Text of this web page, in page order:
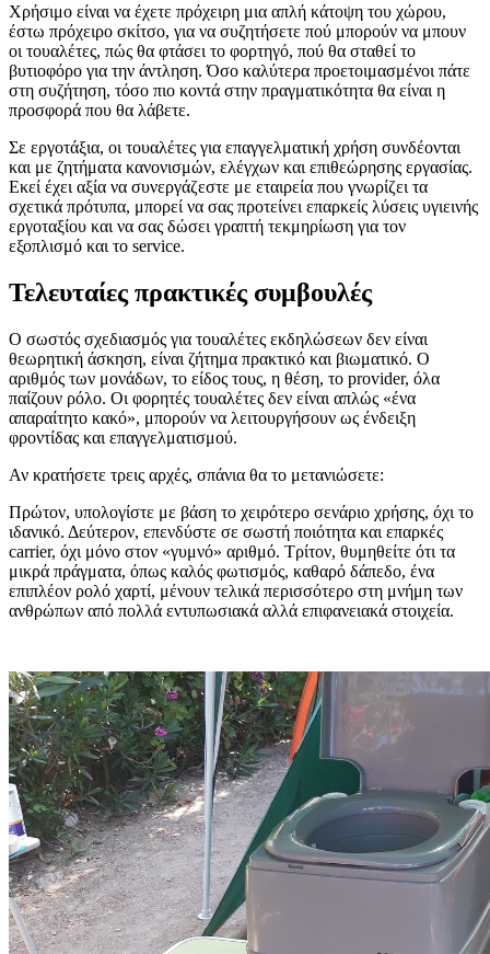
Χρήσιμο είναι να έχετε πρόχειρη μια απλή κάτοψη του χώρου,
έστω πρόχειρο σκίτσο, για να συζητήσετε πού μπορούν να μπουν
οι τουαλέτες, πώς θα φτάσει το φορτηγό, πού θα σταθεί το
βυτιοφόρο για την άντληση. Όσο καλύτερα προετοιμασμένοι πάτε
στη συζήτηση, τόσο πιο κοντά στην πραγματικότητα θα είναι η
προσφορά που θα λάβετε.
Σε εργοτάξια, οι τουαλέτες για επαγγελματική χρήση συνδέονται
και με ζητήματα κανονισμών, ελέγχων και επιθεώρησης εργασίας.
Εκεί έχει αξία να συνεργάζεστε με εταιρεία που γνωρίζει τα
σχετικά πρότυπα, μπορεί να σας προτείνει επαρκείς λύσεις υγιεινής
εργοταξίου και να σας δώσει γραπτή τεκμηρίωση για τον
εξοπλισμό και το service.
Τελευταίες πρακτικές συμβουλές
Ο σωστός σχεδιασμός για τουαλέτες εκδηλώσεων δεν είναι
θεωρητική άσκηση, είναι ζήτημα πρακτικό και βιωματικό. Ο
αριθμός των μονάδων, το είδος τους, η θέση, το provider, όλα
παίζουν ρόλο. Οι φορητές τουαλέτες δεν είναι απλώς «ένα
απαραίτητο κακό», μπορούν να λειτουργήσουν ως ένδειξη
φροντίδας και επαγγελματισμού.
Αν κρατήσετε τρεις αρχές, σπάνια θα το μετανιώσετε:
Πρώτον, υπολογίστε με βάση το χειρότερο σενάριο χρήσης, όχι το
ιδανικό. Δεύτερον, επενδύστε σε σωστή ποιότητα και επαρκές
carrier, όχι μόνο στον «γυμνό» αριθμό. Τρίτον, θυμηθείτε ότι τα
μικρά πράγματα, όπως καλός φωτισμός, καθαρό δάπεδο, ένα
επιπλέον ρολό χαρτί, μένουν τελικά περισσότερο στη μνήμη των
ανθρώπων από πολλά εντυπωσιακά αλλά επιφανειακά στοιχεία.